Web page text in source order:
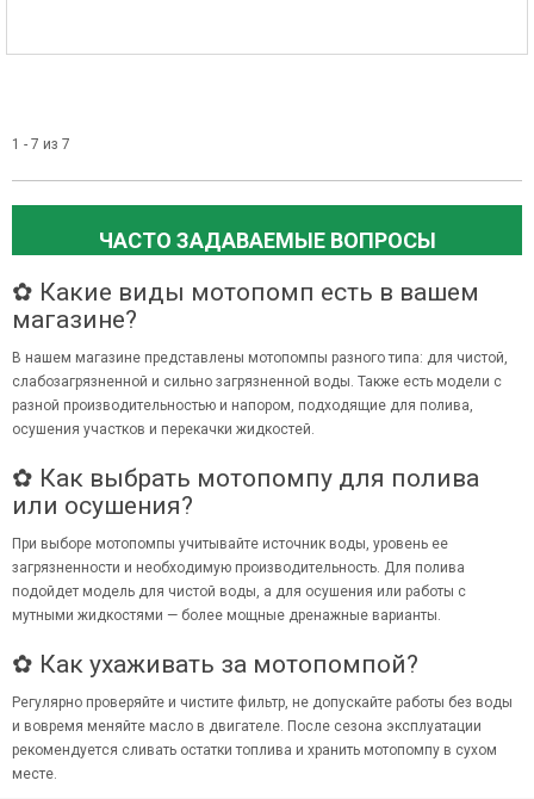
1 - 7 из 7
ЧАСТО ЗАДАВАЕМЫЕ ВОПРОСЫ
✿ Какие виды мотопомп есть в вашем
магазине?
В нашем магазине представлены мотопомпы разного типа: для чистой,
слабозагрязненной и сильно загрязненной воды. Также есть модели с
разной производительностью и напором, подходящие для полива,
осушения участков и перекачки жидкостей.
✿ Как выбрать мотопомпу для полива
или осушения?
При выборе мотопомпы учитывайте источник воды, уровень ее
загрязненности и необходимую производительность. Для полива
подойдет модель для чистой воды, а для осушения или работы с
мутными жидкостями — более мощные дренажные варианты.
✿ Как ухаживать за мотопомпой?
Регулярно проверяйте и чистите фильтр, не допускайте работы без воды
и вовремя меняйте масло в двигателе. После сезона эксплуатации
рекомендуется сливать остатки топлива и хранить мотопомпу в сухом
месте.